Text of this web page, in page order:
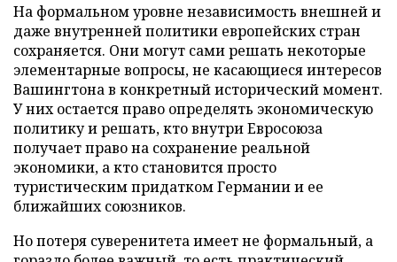
На формальном уровне независимость внешней и
даже внутренней политики европейских стран
сохраняется. Они могут сами решать некоторые
элементарные вопросы, не касающиеся интересов
Вашингтона в конкретный исторический момент.
У них остается право определять экономическую
политику и решать, кто внутри Евросоюза
получает право на сохранение реальной
экономики, а кто становится просто
туристическим придатком Германии и ее
ближайших союзников.
Но потеря суверенитета имеет не формальный, а